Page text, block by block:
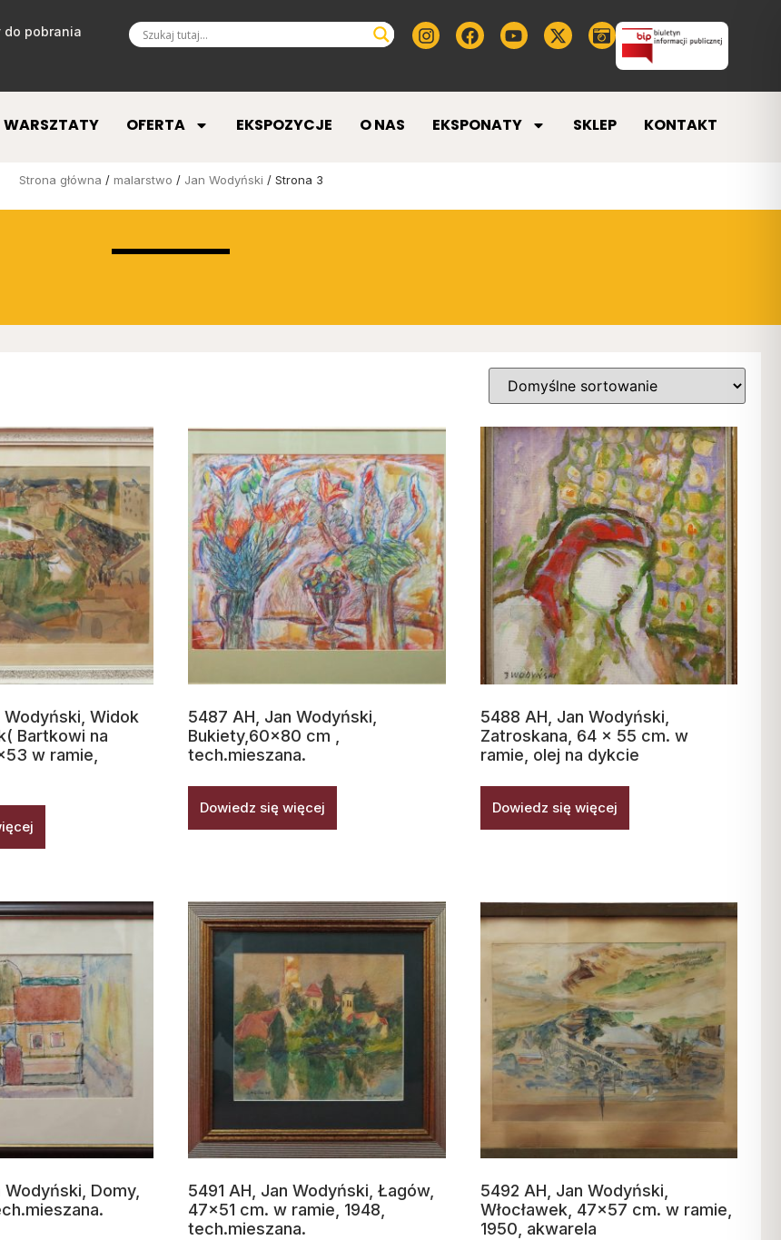
do pobrania
WARSZTATY OFERTA EKSPOZYCJE O NAS EKSPONATY SKLEP KONTAKT
Strona główna / malarstwo / Jan Wodyński / Strona 3
Wodyński, Widok
Bartkowi na
w ramie,
5487 AH, Jan Wodyński,
Bukiety,60×80 cm ,
tech.mieszana.
Dowiedz się więcej
5488 AH, Jan Wodyński,
Zatroskana, 64 x 55 cm. w
ramie, olej na dykcie
Dowiedz się więcej
Wodyński, Domy,
5491 AH, Jan Wodyński, Łagów,
47×51 cm. w ramie, 1948,
tech.mieszana.
5492 AH, Jan Wodyński,
Włocławek, 47×57 cm. w ramie,
1950, akwarela